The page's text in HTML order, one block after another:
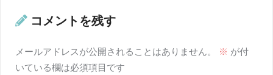
コメントを残す
メールアドレスが公開されることはありません。 ※ が付
いている欄は必須項目です